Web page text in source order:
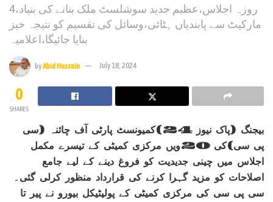
4روزہ اجلاس،عظیم جدید سوشلسٹ ملک بنانے کی بنیاد،
مارکیٹ سے پابندیاں ہٹائی،وسائل کی تقسیم کو نتیجہ خیز
بنایا جائیگا،اعلامیہ
byAbid Hussain July 18, 2024
0
SHARES
بیجنگ (پاک نیوز 24)کمیونسٹ پارٹی آف چائنہ (سی
پی سی)کی 20ویں مرکزی کمیٹی کے تیسرے مکمل
اجلاس میں چینی جدیدیت کو فروغ دینے کے لیے جامع
اصلاحات کو مزید گہرا کرنے کی قرارداد منظور کرلی گئی۔
سی پی سی کی مرکزی کمیٹی کے پولیٹیکل بیورو نے پیر تا